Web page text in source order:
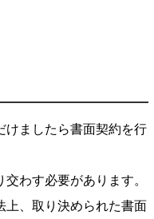
けましたら書面契約を行
わす必要があります。
上、取り決められた書面